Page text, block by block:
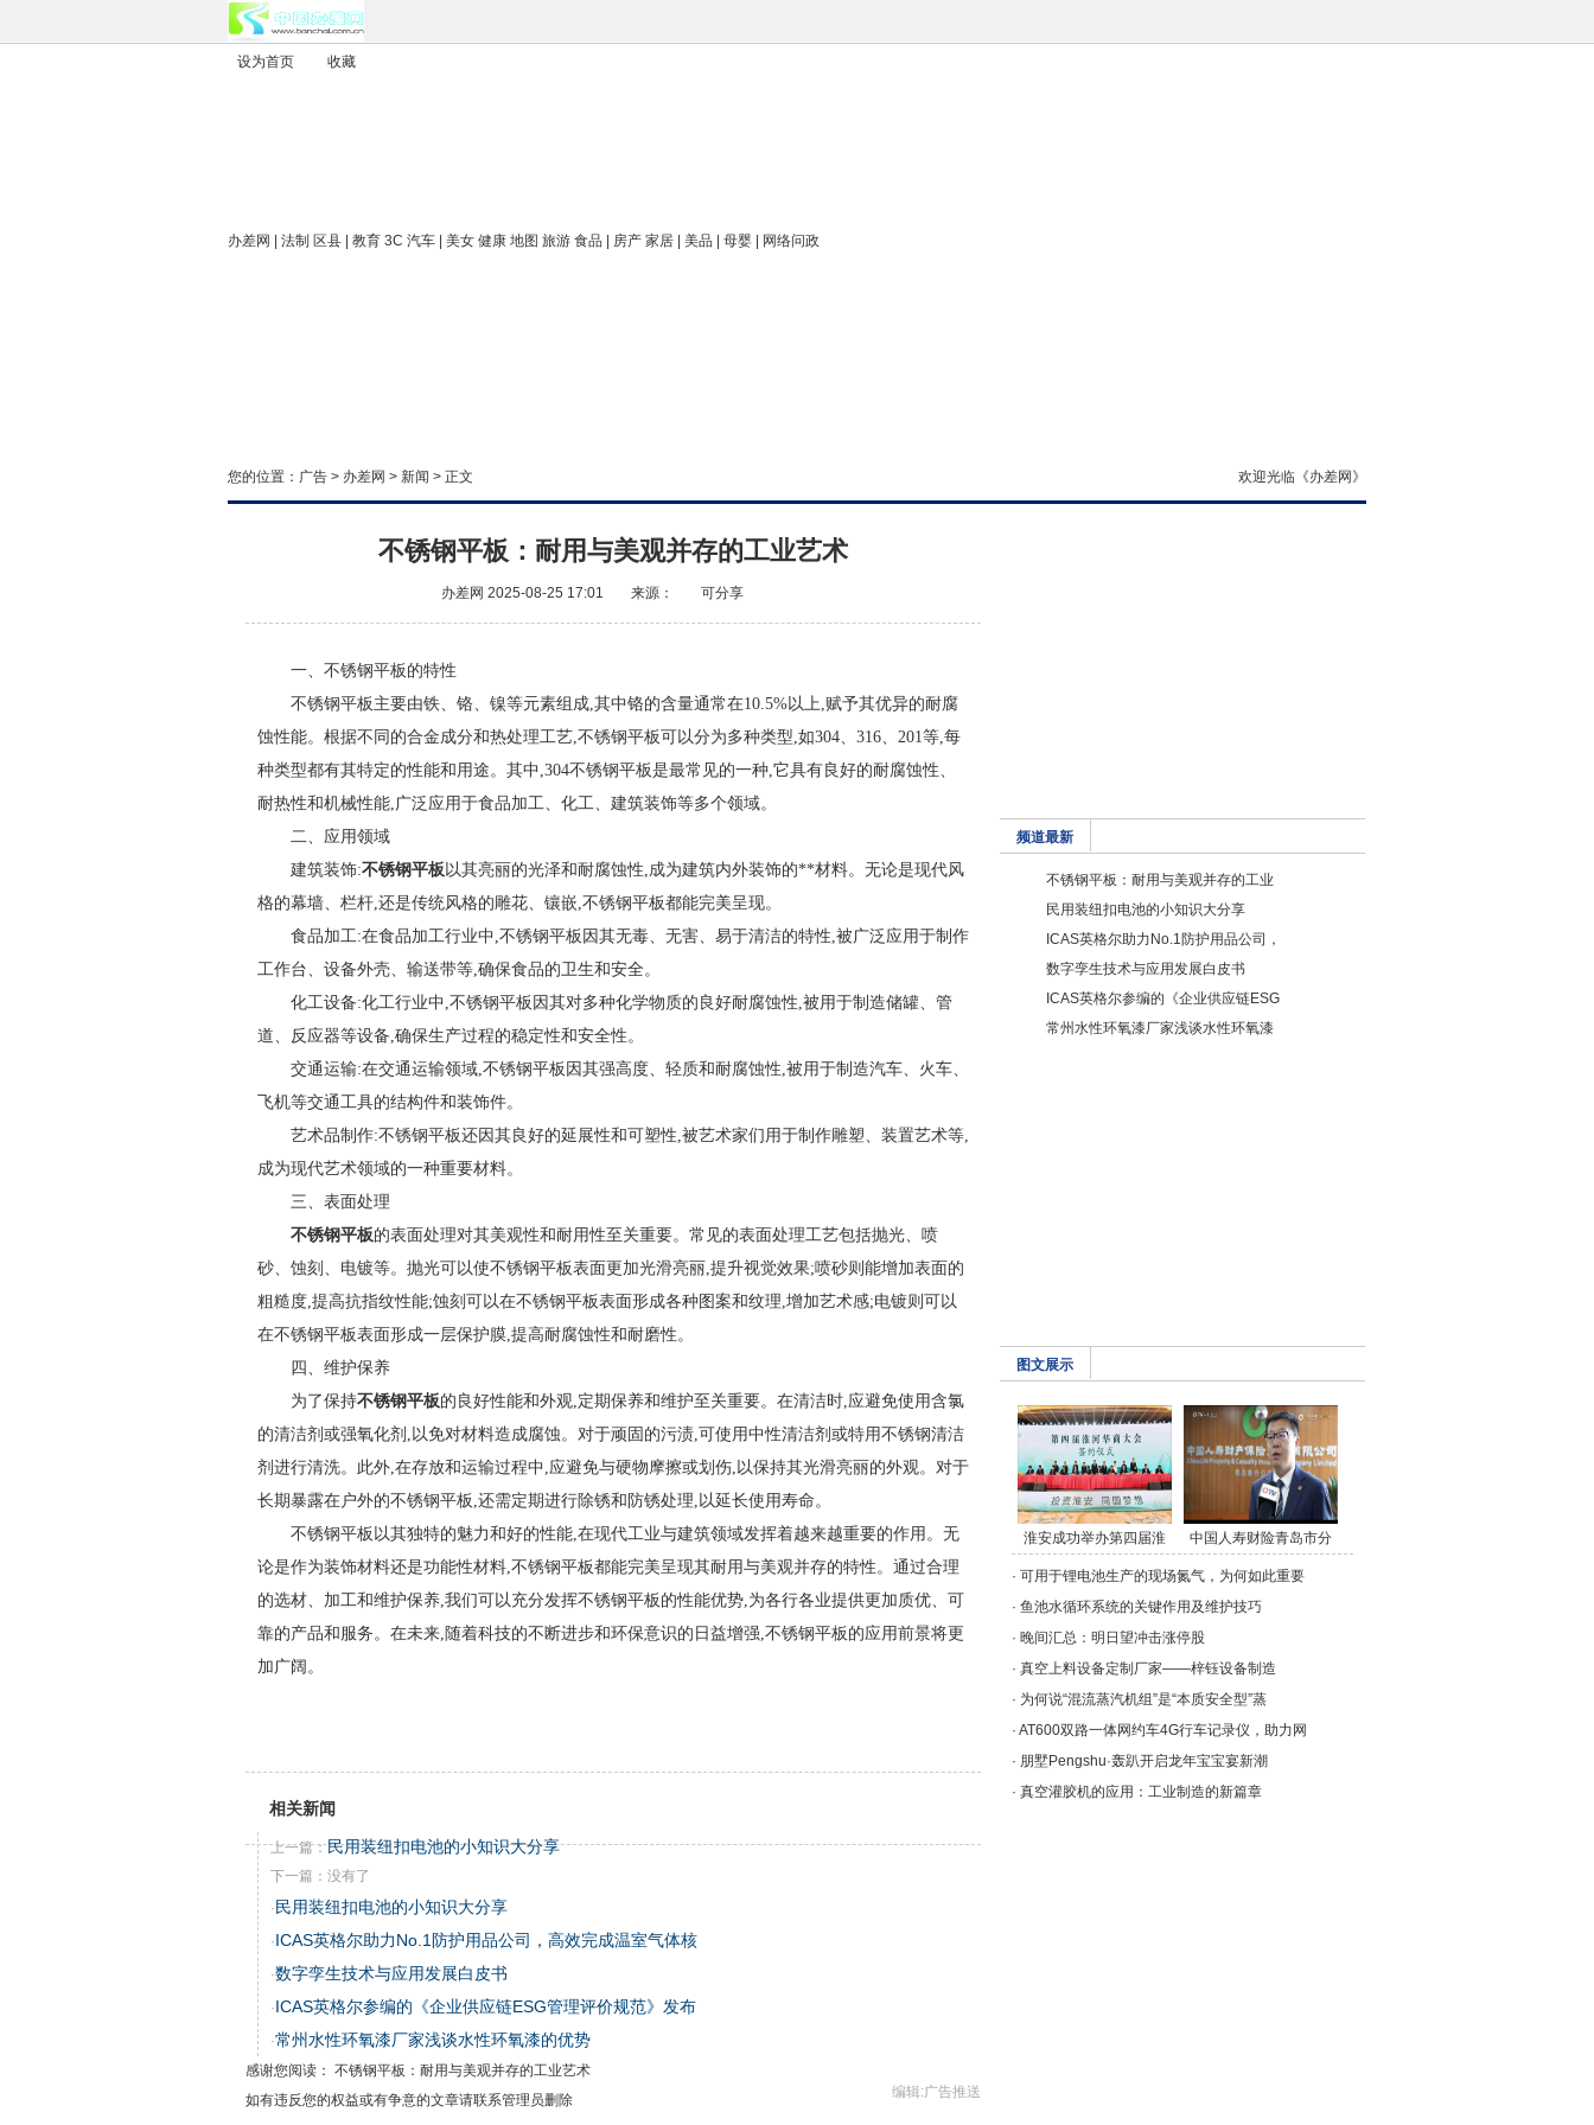
设为首页 收藏
办差网 | 法制 区县 | 教育 3C 汽车 | 美女 健康 地图 旅游 食品 | 房产 家居 | 美品 | 母婴 | 网络问政
您的位置： 广告 > 办差网 > 新闻 > 正文 欢迎光临《办差网》
不锈钢平板：耐用与美观并存的工业艺术
办差网 2025-08-25 17:01 来源： 可分享
一、不锈钢平板的特性
不锈钢平板主要由铁、铬、镍等元素组成,其中铬的含量通常在10.5%以上,赋予其优异的耐腐
蚀性能。根据不同的合金成分和热处理工艺,不锈钢平板可以分为多种类型,如304、316、201等,每
种类型都有其特定的性能和用途。其中,304不锈钢平板是最常见的一种,它具有良好的耐腐蚀性、
耐热性和机械性能,广泛应用于食品加工、化工、建筑装饰等多个领域。
二、应用领域
建筑装饰:不锈钢平板以其亮丽的光泽和耐腐蚀性,成为建筑内外装饰的**材料。无论是现代风
格的幕墙、栏杆,还是传统风格的雕花、镶嵌,不锈钢平板都能完美呈现。
食品加工:在食品加工行业中,不锈钢平板因其无毒、无害、易于清洁的特性,被广泛应用于制作
工作台、设备外壳、输送带等,确保食品的卫生和安全。
化工设备:化工行业中,不锈钢平板因其对多种化学物质的良好耐腐蚀性,被用于制造储罐、管
道、反应器等设备,确保生产过程的稳定性和安全性。
交通运输:在交通运输领域,不锈钢平板因其强高度、轻质和耐腐蚀性,被用于制造汽车、火车、
飞机等交通工具的结构件和装饰件。
艺术品制作:不锈钢平板还因其良好的延展性和可塑性,被艺术家们用于制作雕塑、装置艺术等,
成为现代艺术领域的一种重要材料。
三、表面处理
不锈钢平板的表面处理对其美观性和耐用性至关重要。常见的表面处理工艺包括抛光、喷
砂、蚀刻、电镀等。抛光可以使不锈钢平板表面更加光滑亮丽,提升视觉效果;喷砂则能增加表面的
粗糙度,提高抗指纹性能;蚀刻可以在不锈钢平板表面形成各种图案和纹理,增加艺术感;电镀则可以
在不锈钢平板表面形成一层保护膜,提高耐腐蚀性和耐磨性。
四、维护保养
为了保持不锈钢平板的良好性能和外观,定期保养和维护至关重要。在清洁时,应避免使用含氯
的清洁剂或强氧化剂,以免对材料造成腐蚀。对于顽固的污渍,可使用中性清洁剂或特用不锈钢清洁
剂进行清洗。此外,在存放和运输过程中,应避免与硬物摩擦或划伤,以保持其光滑亮丽的外观。对于
长期暴露在户外的不锈钢平板,还需定期进行除锈和防锈处理,以延长使用寿命。
不锈钢平板以其独特的魅力和好的性能,在现代工业与建筑领域发挥着越来越重要的作用。无
论是作为装饰材料还是功能性材料,不锈钢平板都能完美呈现其耐用与美观并存的特性。通过合理
的选材、加工和维护保养,我们可以充分发挥不锈钢平板的性能优势,为各行各业提供更加质优、可
靠的产品和服务。在未来,随着科技的不断进步和环保意识的日益增强,不锈钢平板的应用前景将更
加广阔。
相关新闻
上一篇：民用装纽扣电池的小知识大分享
下一篇：没有了
· 民用装纽扣电池的小知识大分享
·ICAS英格尔助力No.1防护用品公司，高效完成温室气体核
·数字孪生技术与应用发展白皮书
·ICAS英格尔参编的《企业供应链ESG管理评价规范》发布
·常州水性环氧漆厂家浅谈水性环氧漆的优势
感谢您阅读： 不锈钢平板：耐用与美观并存的工业艺术
如有违反您的权益或有争意的文章请联系管理员删除
编辑:广告推送
频道最新
不锈钢平板：耐用与美观并存的工业
民用装纽扣电池的小知识大分享
ICAS英格尔助力No.1防护用品公司，
数字孪生技术与应用发展白皮书
ICAS英格尔参编的《企业供应链ESG
常州水性环氧漆厂家浅谈水性环氧漆
图文展示
淮安成功举办第四届淮 中国人寿财险青岛市分
· 可用于锂电池生产的现场氮气，为何如此重要
· 鱼池水循环系统的关键作用及维护技巧
· 晚间汇总：明日望冲击涨停股
· 真空上料设备定制厂家——梓钰设备制造
· 为何说“混流蒸汽机组”是“本质安全型”蒸
· AT600双路一体网约车4G行车记录仪，助力网
· 朋墅Pengshu·轰趴开启龙年宝宝宴新潮
· 真空灌胶机的应用：工业制造的新篇章